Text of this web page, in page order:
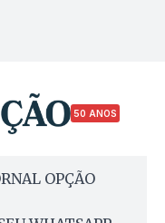
50 ANOS
OPÇÃO